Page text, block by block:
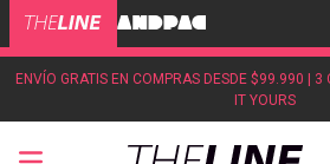
ENVÍO GRATIS EN COMPRAS DESDE $99.990 | 3
IT YOURS